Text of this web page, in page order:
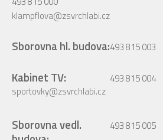
klampflova@zsvrchlabi.cz
Sborovna hl. budova:493 815 003
Kabinet TV:
sportovky@zsvrchlabi.cz
493 815 004
Sborovna vedl.
493 815 005